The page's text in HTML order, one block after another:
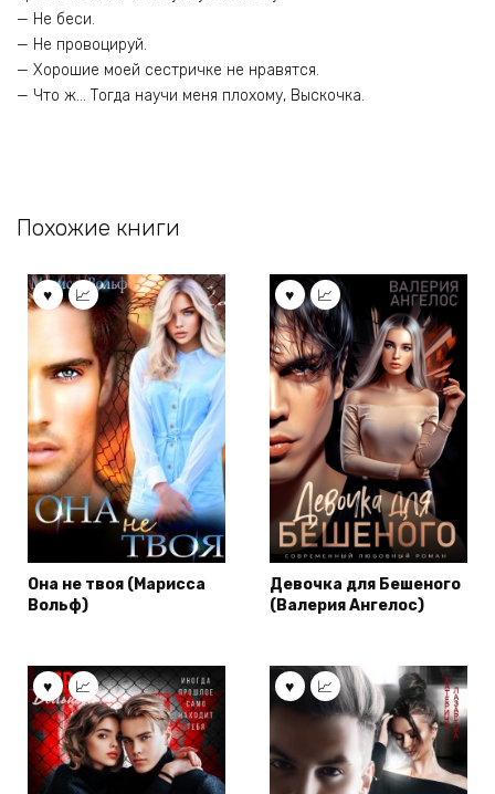
— Не беси.
— Не провоцируй.
— Хорошие моей сестричке не нравятся.
— Что ж… Тогда научи меня плохому, Выскочка.
Похожие книги
Она не твоя (Марисса
Вольф)
Девочка для Бешеного
(Валерия Ангелос)